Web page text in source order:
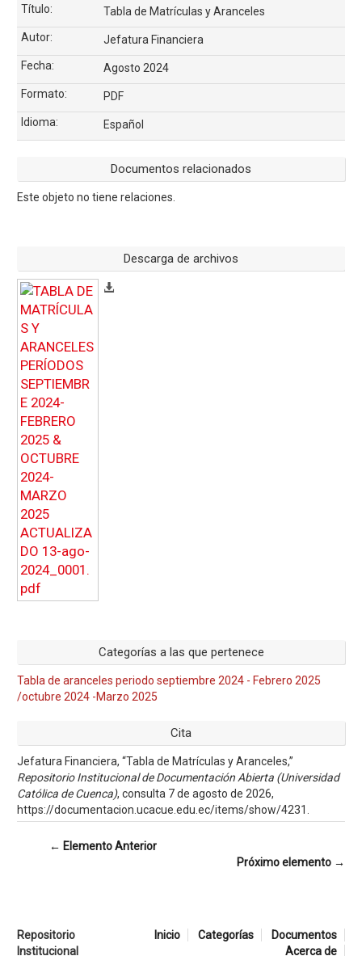
Título:
Tabla de Matrículas y Aranceles
Autor:
Jefatura Financiera
Fecha:
Agosto 2024
Formato:
PDF
Idioma:
Español
Documentos relacionados
Este objeto no tiene relaciones.
Descarga de archivos
Categorías a las que pertenece
Tabla de aranceles periodo septiembre 2024 - Febrero 2025
/octubre 2024 -Marzo 2025
Cita
Jefatura Financiera, “Tabla de Matrículas y Aranceles,”
Repositorio Institucional de Documentación Abierta (Universidad
Católica de Cuenca), consulta 7 de agosto de 2026,
https://documentacion.ucacue.edu.ec/items/show/4231
← Elemento Anterior
Próximo elemento →
Inicio Categorías
Documentos
Acerca de
Repositorio
Institucional